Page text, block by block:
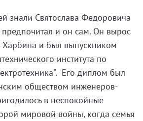
знали Святослава Федоровича
предпочитал и он сам. Он вырос
и был выпускником
института по
Его диплом был
обществом инженеров-
в неспокойные
мировой войны, когда семья